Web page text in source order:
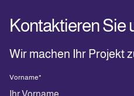
Kontaktieren Sie
Wir machen Ihr Projekt
Vorname*